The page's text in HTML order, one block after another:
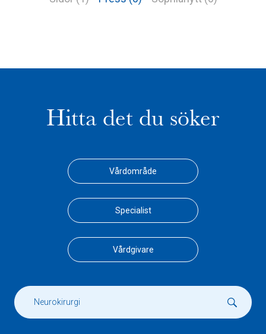
Hitta det du söker
Vårdområde
Specialist
Vårdgivare